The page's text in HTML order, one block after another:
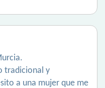
tradicional y
a una mujer que me